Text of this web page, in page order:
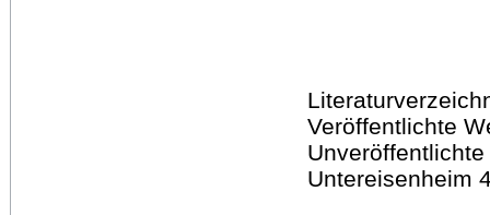
Veröffentlichte
Unveröffentlichte
Untereisenheim